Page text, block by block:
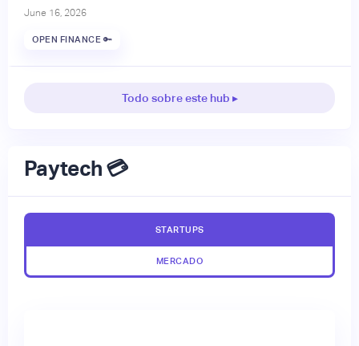
June 16, 2026
OPEN FINANCE 🔑
Todo sobre este hub ▸
Paytech 💳
STARTUPS
MERCADO